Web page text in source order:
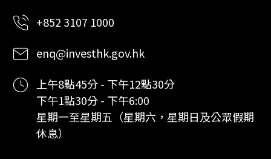
+852 3107 1000
enq@investhk.gov.hk
上午8點45分 - 下午12點30分
下午1點30分 - 下午6:00
星期一至星期五（星期六，星期日及公眾假期
休息）